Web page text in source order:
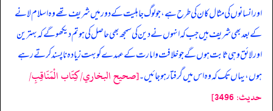
‏‏‏‏ اور انسانوں کی مثال کان کی طرح ہے، جو لوگ جاہلیت کے دور میں شریف تھے وہ اسلام لانے
کے بعد بھی شریف ہیں جب کہ انہوں نے دین کی سمجھ بھی حاصل کی ہو تم دیکھو گے کہ بہترین
اور لائق وہی ثابت ہوں گے جو خلافت و امارت کے عہدے کو بہت زیادہ ناپسند کرتے رہے
ہوں، یہاں تک کہ وہ اس میں گرفتار ہو جائیں۔[صحيح البخاري/كِتَاب الْمَنَاقِبِ/
حدیث: 3496]